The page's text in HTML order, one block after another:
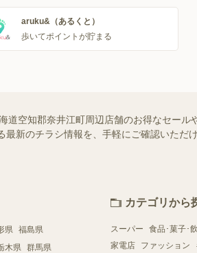
aruku&（あるくと）
歩いてポイントが貯まる
道空知郡奈井江町周辺店舗のお得なセー
新のチラシ情報を、手軽にご確認いただ
県 福島県
木県 群馬県
カテゴリから
スーパー 食品･菓子･
家電店
ファッション